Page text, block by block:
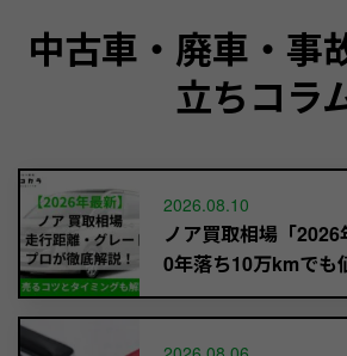
中古車・廃車・事
立ちコラ
2026.08.10
ノア買取相場「
0年落ち10万kmでも